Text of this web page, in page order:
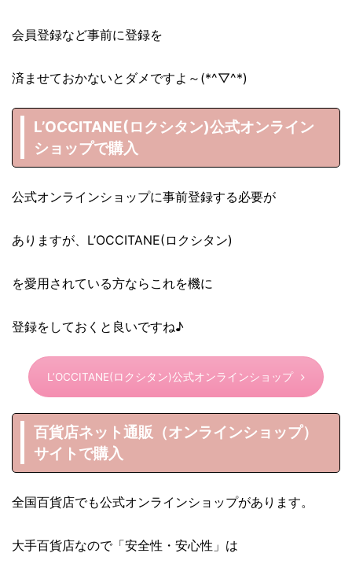
会員登録など事前に登録を
済ませておかないとダメですよ～(*^▽^*)
L’OCCITANE(ロクシタン)公式オンライン
ショップで購入
公式オンラインショップに事前登録する必要が
ありますが、L’OCCITANE(ロクシタン)
を愛用されている方ならこれを機に
登録をしておくと良いですね♪
L’OCCITANE(ロクシタン)公式オンラインショップ
百貨店ネット通販（オンラインショップ）
サイトで購入
全国百貨店でも公式オンラインショップがあります。
大手百貨店なので「安全性・安心性」は